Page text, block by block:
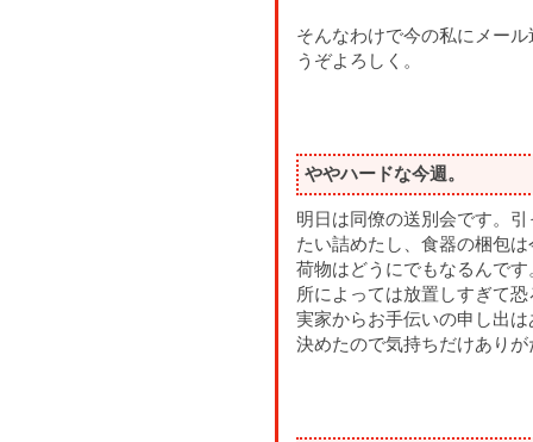
そんなわけで今の私にメー
うぞよろしく。
ややハードな今週。
明日は同僚の送別会です。
たい詰めたし、食器の梱包
荷物はどうにでもなるんで
所によっては放置しすぎて
実家からお手伝いの申し出
決めたので気持ちだけあり